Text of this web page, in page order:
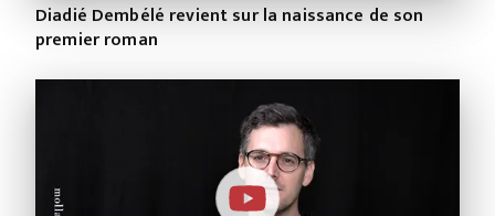
Diadié Dembélé revient sur la naissance de son
premier roman